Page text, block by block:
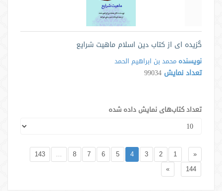
گزیده ای از کتاب دین اسلام ماهیت شرایع
نویسنده محمد بن ابراهیم الحمد
تعداد نمایش 99034
تعداد کتاب‌های نمایش داده شده
«
1
2
3
4
5
6
7
8
...
143
144
»